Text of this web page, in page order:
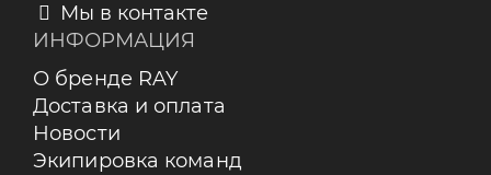
Мы в контакте
ИНФОРМАЦИЯ
О бренде RAY
Доставка и оплата
Новости
Экипировка команд